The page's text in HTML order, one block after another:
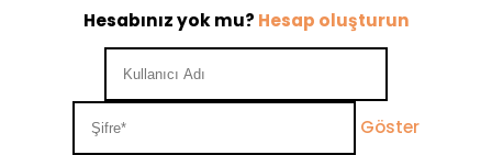
Hesabınız yok mu? Hesap oluşturun
Göster